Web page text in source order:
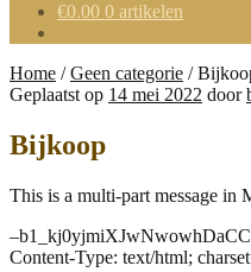
€0.00 0 artikelen
Home /Geen categorie /
Geplaatst op 14 mei 2022 door
Bijkoop
This is a multi-part message in
Content-Type: text/html;